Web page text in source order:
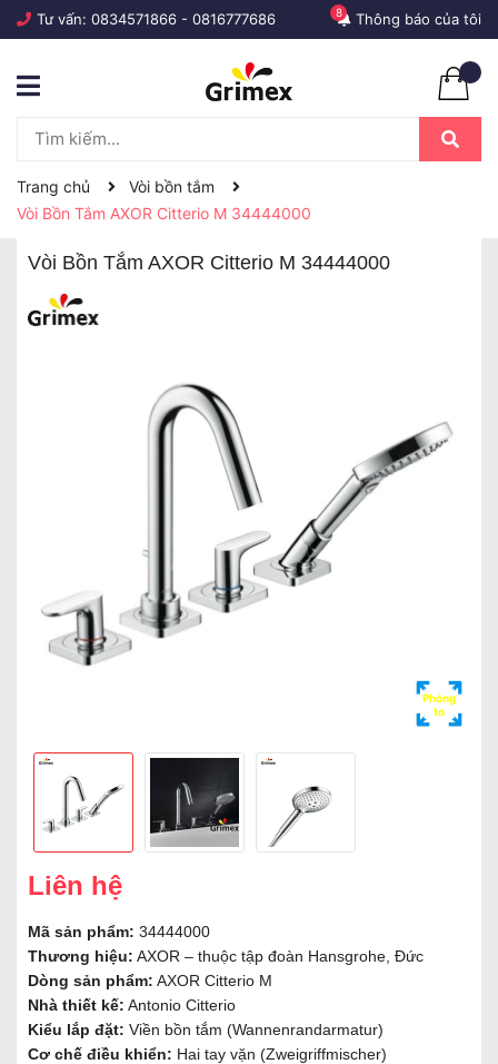
Tư vấn: 0834571866 - 0816777686 Thông báo của tôi
8
Trang chủ
Vòi bồn tắm
Vòi Bồn Tắm AXOR Citterio M 34444000
Vòi Bồn Tắm AXOR Citterio M 34444000
Phóng
to
Liên hệ
Mã sản phẩm: 34444000
Thương hiệu: AXOR – thuộc tập đoàn Hansgrohe, Đức
Dòng sản phẩm: AXOR Citterio M
Nhà thiết kế: Antonio Citterio
Kiểu lắp đặt: Viền bồn tắm (Wannenrandarmatur)
Cơ chế điều khiển: Hai tay vặn (Zweigriffmischer)